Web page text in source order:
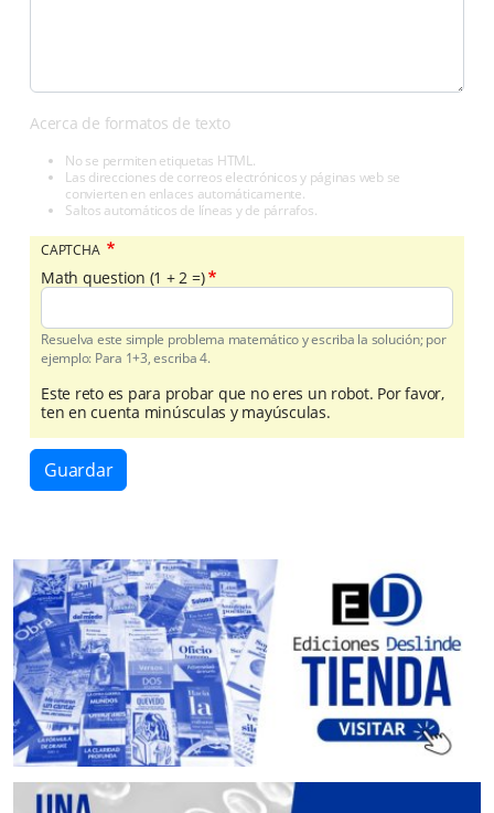
Acerca de formatos de texto
No se permiten etiquetas HTML.
Las direcciones de correos electrónicos y páginas web se
convierten en enlaces automáticamente.
Saltos automáticos de líneas y de párrafos.
CAPTCHA
Math question (1 + 2 =)
Resuelva este simple problema matemático y escriba la solución; por
ejemplo: Para 1+3, escriba 4.
Este reto es para probar que no eres un robot. Por favor,
ten en cuenta minúsculas y mayúsculas.
Guardar